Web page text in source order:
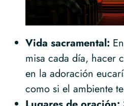
Vida sacramental:
misa cada día, hacer
en la adoración
como si el ambiente